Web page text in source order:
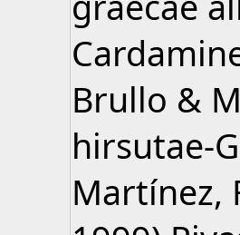
Brullo &
hirsutae-
Martínez,